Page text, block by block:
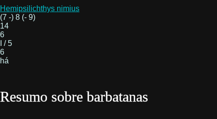
Hemipsilichthys nimius
(7 -) 8 (- 9)
14
6
I / 5
6
há
Resumo sobre barbatanas